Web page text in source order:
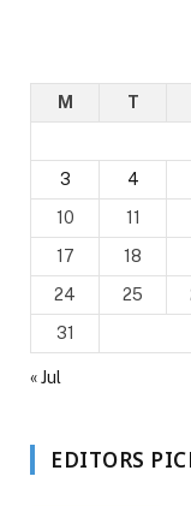
M T
3
4
10
11
17
18
24
25
31
« Jul
EDITORS